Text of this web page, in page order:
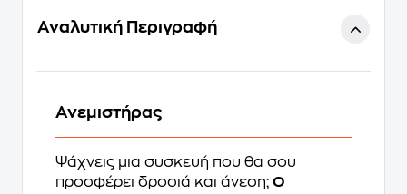
Αναλυτική Περιγραφή
Ανεμιστήρας
Ψάχνεις μια συσκευή που θα σου
προσφέρει δροσιά και άνεση; Ο